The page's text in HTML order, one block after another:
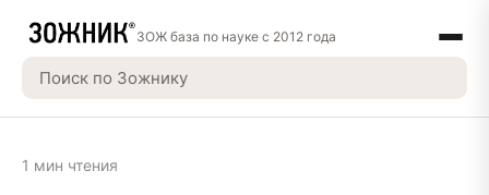
ЗОЖ база по науке с 2012 года
1 мин чтения